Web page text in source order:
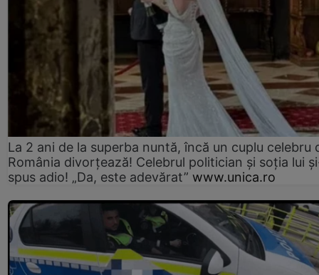
La 2 ani de la superba nuntă, încă un cuplu celebru
România divorțează! Celebrul politician și soția lui
spus adio! „Da, este adevărat” www.unica.ro